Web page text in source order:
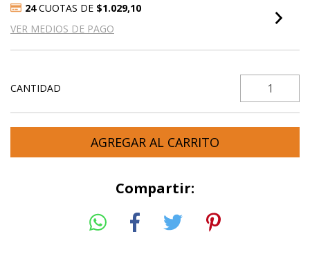
24CUOTAS DE $1.029,10
VER MEDIOS DE PAGO
CANTIDAD
Compartir: